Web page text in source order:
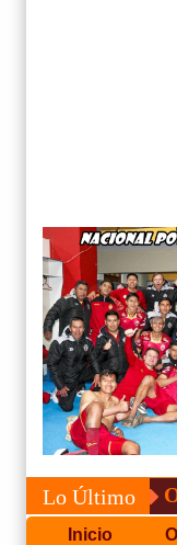
Lo Último
DE
Inicio